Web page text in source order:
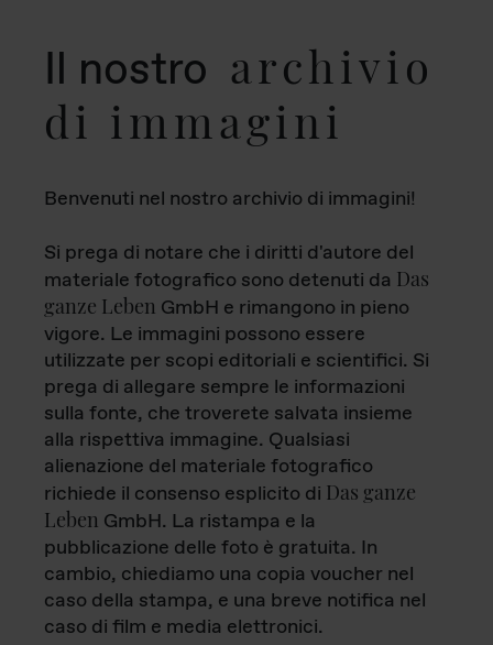
Il nostro archivio
di immagini
Benvenuti nel nostro archivio di immagini!
Si prega di notare che i diritti d'autore del
materiale fotografico sono detenuti da Das
ganze Leben GmbH e rimangono in pieno
vigore. Le immagini possono essere
utilizzate per scopi editoriali e scientifici. Si
prega di allegare sempre le informazioni
sulla fonte, che troverete salvata insieme
alla rispettiva immagine. Qualsiasi
alienazione del materiale fotografico
richiede il consenso esplicito di Das ganze
Leben GmbH. La ristampa e la
pubblicazione delle foto è gratuita. In
cambio, chiediamo una copia voucher nel
caso della stampa, e una breve notifica nel
caso di film e media elettronici.